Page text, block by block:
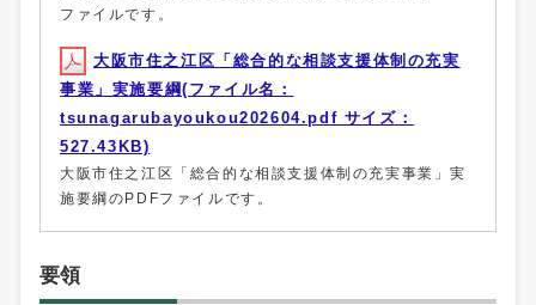
ファイルです。
大阪市住之江区「総合的な相談支援体制の充実
事業」実施要綱(ファイル名：
tsunagarubayoukou202604.pdf サイズ：
527.43KB)
大阪市住之江区「総合的な相談支援体制の充実事業」実
施要綱のPDFファイルです。
要領